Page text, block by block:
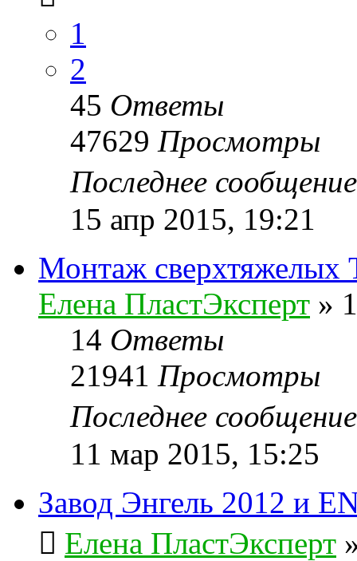
1
2
45 Ответы
47629 Просмотры
Последнее
15 апр 2015, 19:21
Монтаж сверхтяжелых
Елена ПластЭксперт »
14 Ответы
21941 Просмотры
Последнее
11 мар 2015, 15:25
Завод Энгель 2012 и
Елена ПластЭксперт